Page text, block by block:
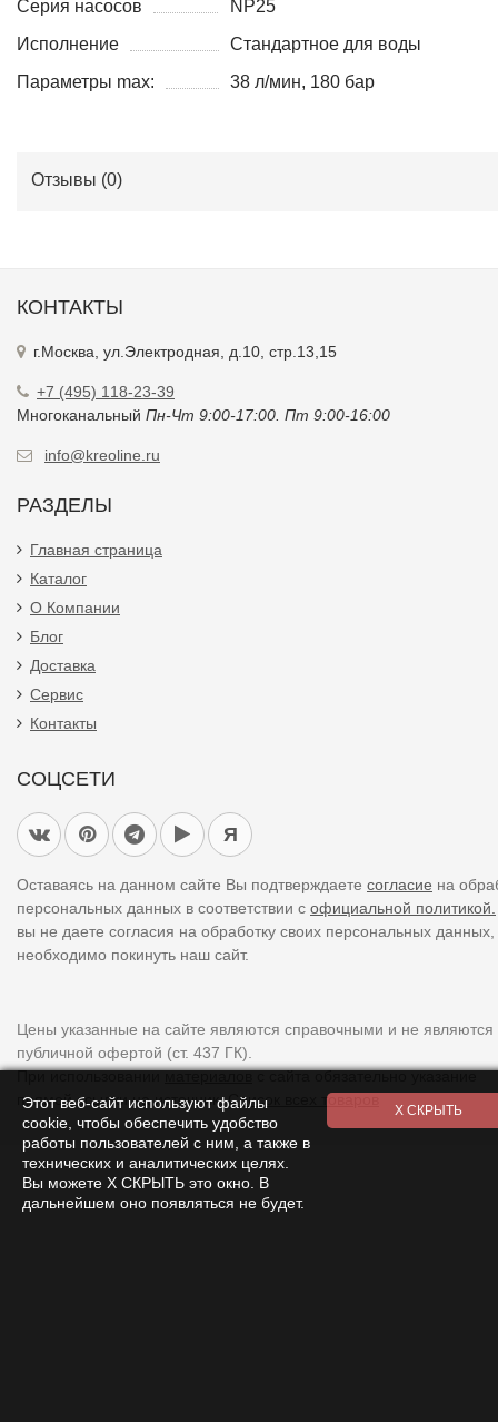
Серия насосов
NP25
Исполнение
Стандартное для воды
Параметры max:
38 л/мин, 180 бар
Отзывы (0)
КОНТАКТЫ
г.Москва, ул.Электродная, д.10, стр.13,15
+7 (495) 118-23-39
Многоканальный Пн-Чт 9:00-17:00. Пт 9:00-16:00
info@kreoline.ru
РАЗДЕЛЫ
Главная страница
Каталог
О Компании
Блог
Доставка
Сервис
Контакты
СОЦСЕТИ
Я
Оставаясь на данном сайте Вы подтверждаете согласие на
персональных данных в соответствии с официальной политикой.
вы не даете согласия на обработку своих персональных
необходимо покинуть наш сайт.
Цены указанные на сайте являются справочными и не являются
публичной офертой (ст. 437 ГК).
При использованииматериаловс сайта обязательно указание
прямой ссылки на источник.Список всех товаров
Этот веб-сайт используют файлы
cookie, чтобы обеспечить удобство
работы пользователей с ним, а также в
технических и аналитических целях.
Вы можете Х СКРЫТЬ это окно. В
дальнейшем оно появляться не будет.